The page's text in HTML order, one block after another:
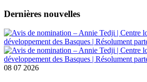
Dernières nouvelles
08 07 2026